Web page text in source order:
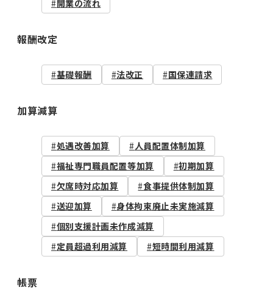
開業の流れ
報酬改定
基礎報酬 法改正 国保連請求
加算減算
処遇改善加算
人員配置体制加算
福祉専門職員配置等加算
初期加算
欠席時対応加算
食事提供体制加算
送迎加算
身体拘束廃止未実施減算
個別支援計画未作成減算
定員超過利用減算
短時間利用減算
帳票